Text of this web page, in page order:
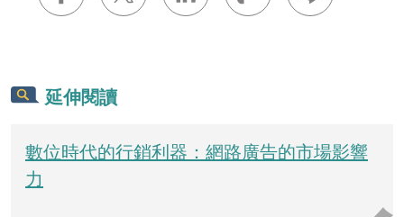
延伸閱讀
數位時代的行銷利器：網路廣告的市場影響
力